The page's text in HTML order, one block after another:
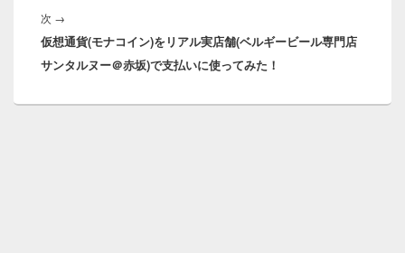
シ
ョ
ン
次 →
の
投
仮想通貨(モナコイン)をリアル実店舗(ベルギービール専門店
サンタルヌー＠赤坂)で支払いに使ってみた！